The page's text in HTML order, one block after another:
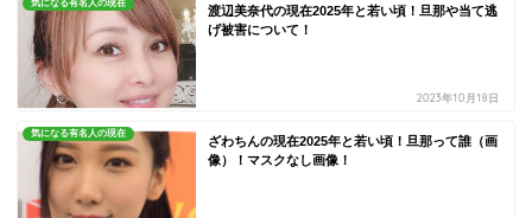
気になる有名人の現在
渡辺美奈代の現在2025年と若い頃！旦那や当て逃
げ被害について！
2023年10月18日
気になる有名人の現在
ざわちんの現在2025年と若い頃！旦那って誰（画
像）！マスクなし画像！